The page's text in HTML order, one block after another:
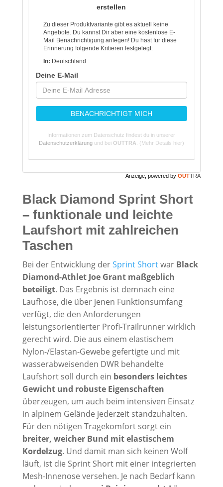
erstellen
Zu dieser Produktvariante gibt es aktuell keine
Angebote. Du kannst Dir aber eine kostenlose E-
Mail Benachrichtigung anlegen! Du hast für diese
Erinnerung folgende Kritieren festgelegt:
In: Deutschland
Deine E-Mail
BENACHRICHTIGT MICH
Informationen zum Datenschutz findest du in unserer
Datenschutzerklärungund bei OUTTRA (Mehr Details hier)
Anzeige, powered byOUTTRA
Black Diamond Sprint Short
– funktionale und leichte
Laufshort mit zahlreichen
Taschen
Bei der Entwicklung derSprint Shortwar Black
Diamond-Athlet Joe Grant maßgeblich
beteiligt. Das Ergebnis ist demnach eine
Laufhose, die über jenen Funktionsumfang
verfügt, die den Anforderungen
leistungsorientierter Profi-Trailrunner wirklich
gerecht wird. Die aus einem elastischem
Nylon-/Elastan-Gewebe gefertigte und mit
wasserabweisenden DWR behandelte
Laufshort soll durch ein besonders leichtes
Gewicht und robuste Eigenschaften
überzeugen, um auch beim intensiven Einsatz
in alpinem Gelände jederzeit standzuhalten.
Für den nötigen Tragekomfort sorgt ein
breiter, weicher Bund mit elastischem
Kordelzug. Und damit man sich keinen Wolf
läuft, ist die Sprint Short mit einer integrierten
Mesh-Innenose versehen. Je nach Bedarf kann